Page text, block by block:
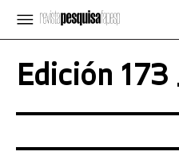
Edición 173